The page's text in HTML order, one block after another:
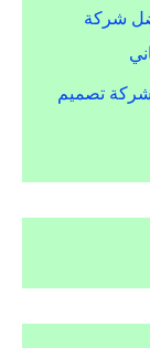
شركة
تصميم